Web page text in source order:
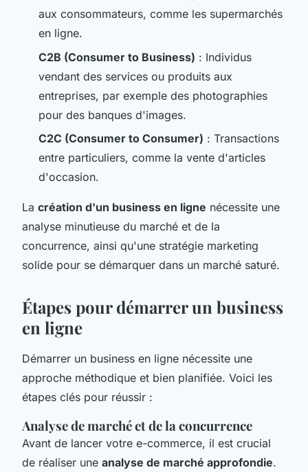
aux consommateurs, comme les supermarchés
en ligne.
C2B (Consumer to Business) : Individus
vendant des services ou produits aux
entreprises, par exemple des photographies
pour des banques d'images.
C2C (Consumer to Consumer) : Transactions
entre particuliers, comme la vente d'articles
d'occasion.
La création d'un business en ligne nécessite une
analyse minutieuse du marché et de la
concurrence, ainsi qu'une stratégie marketing
solide pour se démarquer dans un marché saturé.
Étapes pour démarrer un business
en ligne
Démarrer un business en ligne nécessite une
approche méthodique et bien planifiée. Voici les
étapes clés pour réussir :
Analyse de marché et de la concurrence
Avant de lancer votre e-commerce, il est crucial
de réaliser une analyse de marché approfondie.